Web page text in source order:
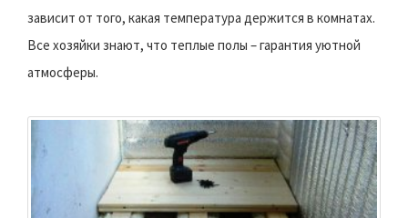
зависит от того, какая температура держится в комнатах.
Все хозяйки знают, что теплые полы – гарантия уютной
атмосферы.